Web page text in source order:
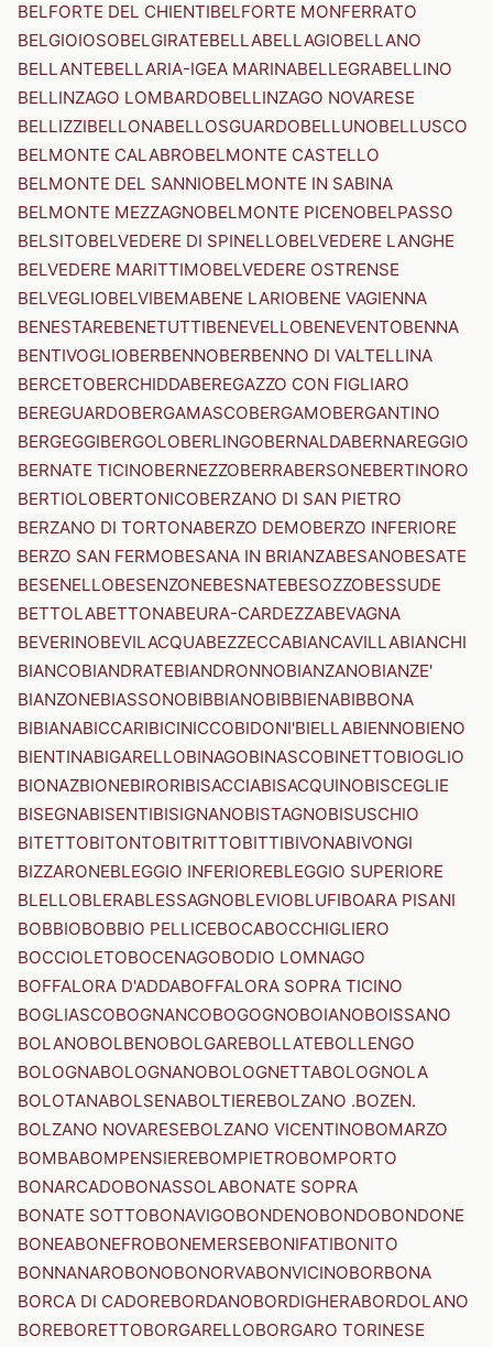
BELFORTE DEL CHIENTIBELFORTE MONFERRATO
BELGIOIOSOBELGIRATEBELLABELLAGIOBELLANO
BELLANTEBELLARIA-IGEA MARINABELLEGRABELLINO
BELLINZAGO LOMBARDOBELLINZAGO NOVARESE
BELLIZZIBELLONABELLOSGUARDOBELLUNOBELLUSCO
BELMONTE CALABROBELMONTE CASTELLO
BELMONTE DEL SANNIOBELMONTE IN SABINA
BELMONTE MEZZAGNOBELMONTE PICENOBELPASSO
BELSITOBELVEDERE DI SPINELLOBELVEDERE LANGHE
BELVEDERE MARITTIMOBELVEDERE OSTRENSE
BELVEGLIOBELVIBEMABENE LARIOBENE VAGIENNA
BENESTAREBENETUTTIBENEVELLOBENEVENTOBENNA
BENTIVOGLIOBERBENNOBERBENNO DI VALTELLINA
BERCETOBERCHIDDABEREGAZZO CON FIGLIARO
BEREGUARDOBERGAMASCOBERGAMOBERGANTINO
BERGEGGIBERGOLOBERLINGOBERNALDABERNAREGGIO
BERNATE TICINOBERNEZZOBERRABERSONEBERTINORO
BERTIOLOBERTONICOBERZANO DI SAN PIETRO
BERZANO DI TORTONABERZO DEMOBERZO INFERIORE
BERZO SAN FERMOBESANA IN BRIANZABESANOBESATE
BESENELLOBESENZONEBESNATEBESOZZOBESSUDE
BETTOLABETTONABEURA-CARDEZZABEVAGNA
BEVERINOBEVILACQUABEZZECCABIANCAVILLABIANCHI
BIANCOBIANDRATEBIANDRONNOBIANZANOBIANZE'
BIANZONEBIASSONOBIBBIANOBIBBIENABIBBONA
BIBIANABICCARIBICINICCOBIDONI'BIELLABIENNOBIENO
BIENTINABIGARELLOBINAGOBINASCOBINETTOBIOGLIO
BIONAZBIONEBIRORIBISACCIABISACQUINOBISCEGLIE
BISEGNABISENTIBISIGNANOBISTAGNOBISUSCHIO
BITETTOBITONTOBITRITTOBITTIBIVONABIVONGI
BIZZARONEBLEGGIO INFERIOREBLEGGIO SUPERIORE
BLELLOBLERABLESSAGNOBLEVIOBLUFIBOARA PISANI
BOBBIOBOBBIO PELLICEBOCABOCCHIGLIERO
BOCCIOLETOBOCENAGOBODIO LOMNAGO
BOFFALORA D'ADDABOFFALORA SOPRA TICINO
BOGLIASCOBOGNANCOBOGOGNOBOIANOBOISSANO
BOLANOBOLBENOBOLGAREBOLLATEBOLLENGO
BOLOGNABOLOGNANOBOLOGNETTABOLOGNOLA
BOLOTANABOLSENABOLTIEREBOLZANO .BOZEN.
BOLZANO NOVARESEBOLZANO VICENTINOBOMARZO
BOMBABOMPENSIEREBOMPIETROBOMPORTO
BONARCADOBONASSOLABONATE SOPRA
BONATE SOTTOBONAVIGOBONDENOBONDOBONDONE
BONEABONEFROBONEMERSEBONIFATIBONITO
BONNANAROBONOBONORVABONVICINOBORBONA
BORCA DI CADOREBORDANOBORDIGHERABORDOLANO
BOREBORETTOBORGARELLOBORGARO TORINESE